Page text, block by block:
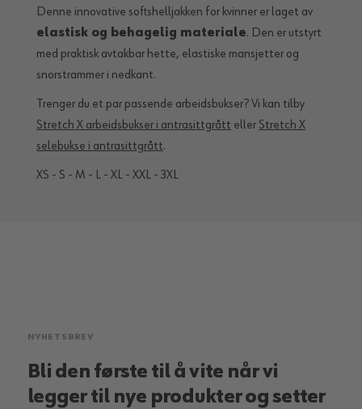
Denne innovative softshelljakken for kvinner er laget av
elastisk og behagelig materiale. Den er utstyrt
med praktisk avtakbar hette, elastiske mansjetter og
snorstrammer i nedkant.
Trenger du et par passende arbeidsbukser? Vi kan tilby
Stretch X arbeidsbukser i antrasittgrått eller Stretch X
selebukse i antrasittgrått.
XS - S - M - L - XL - XXL - 3XL
NYHETSBREV
Bli den første til å vite når vi
legger til nye produkter og setter